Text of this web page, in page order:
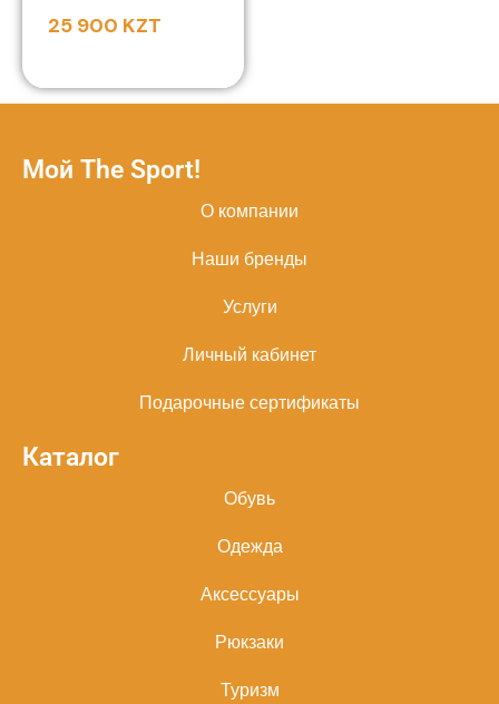
25 900 KZT
Мой The Sport!
О компании
Наши бренды
Услуги
Личный кабинет
Подарочные сертификаты
Каталог
Обувь
Одежда
Аксессуары
Рюкзаки
Туризм